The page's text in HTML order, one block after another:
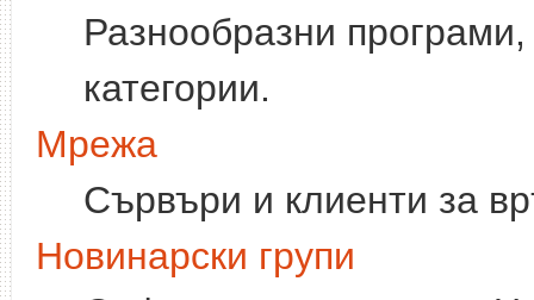
Разнообразни
категории.
Мрежа
Сървъри и клиенти за
Новинарски групи